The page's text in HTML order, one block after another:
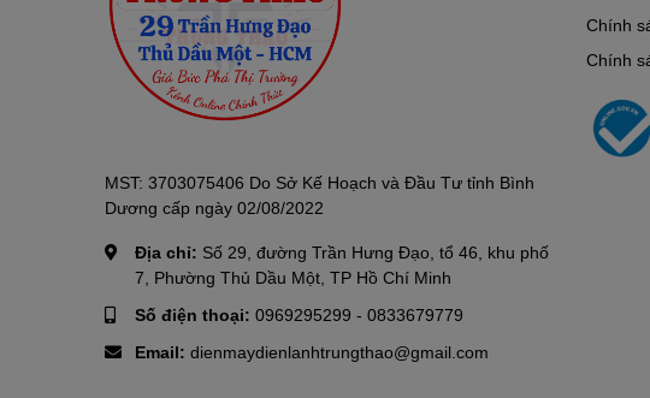
MST: 3703075406 Do Sở Kế Hoạch và Đầu Tư tỉnh Bình
Dương cấp ngày 02/08/2022
Địa chỉ: Số 29, đường Trần Hưng Đạo, tổ 46, khu phố
7, Phường Thủ Dầu Một, TP Hồ Chí Minh
Số điện thoại: 0969295299 - 0833679779
Email: dienmaydienlanhtrungthao@gmail.com
Chính
Chính